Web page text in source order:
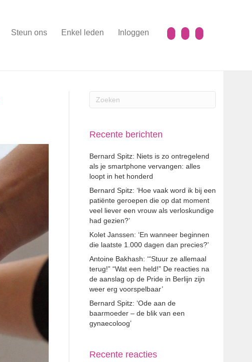
Steun ons Enkel leden Inloggen
Recente berichten
Bernard Spitz: Niets is zo ontregelend
als je smartphone vervangen: alles
loopt in het honderd
Bernard Spitz: ‘Hoe vaak word ik bij een
patiënte geroepen die op dat moment
veel liever een vrouw als verloskundige
had gezien?’
Kolet Janssen: ‘En wanneer beginnen
die laatste 1.000 dagen dan precies?’
Antoine Bakhash: ‘“Stuur ze allemaal
terug!” “Wat een held!” De reacties na
de aanslag op de Pride in Berlijn zijn
weer erg voorspelbaar’
Bernard Spitz: ‘Ode aan de
baarmoeder – de blik van een
gynaecoloog’
Recente reacties